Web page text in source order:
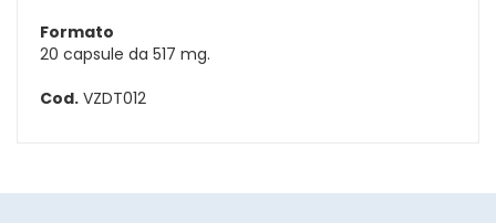
Formato
20 capsule da 517 mg.
Cod. VZDT012